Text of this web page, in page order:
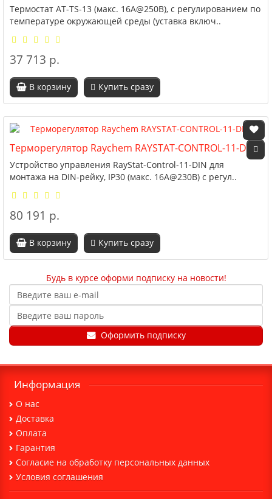
Термостат AT-TS-13 (макс. 16А@250В), с регулированием по
температуре окружающей среды (уставка включ..
37 713 р.
В корзину Купить сразу
Терморегулятор Raychem RAYSTAT-CONTROL-11-DIN
Устройство управления RayStat-Control-11-DIN для
монтажа на DIN-рейку, IP30 (макс. 16А@230В) с регул..
80 191 р.
В корзину Купить сразу
Будь в курсе оформи подписку на новости!
Оформить подписку
Информация
О нас
Доставка
Оплата
Гарантия
Cогласие на обработку персональных данных
Условия соглашения